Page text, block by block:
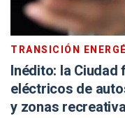
TRANSICIÓN
Inédito: la
eléctricos de
y zonas